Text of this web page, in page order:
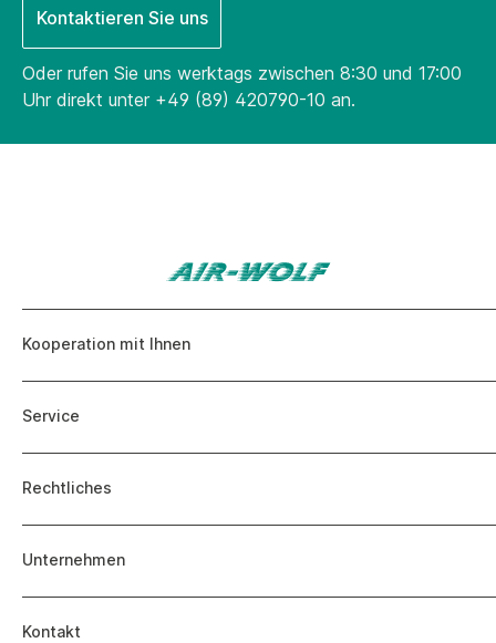
Kontaktieren Sie uns
Oder rufen Sie uns werktags zwischen 8:30 und 17:00
Uhr direkt unter +49 (89) 420790-10 an.
Kooperation mit Ihnen
Service
Rechtliches
Unternehmen
Kontakt